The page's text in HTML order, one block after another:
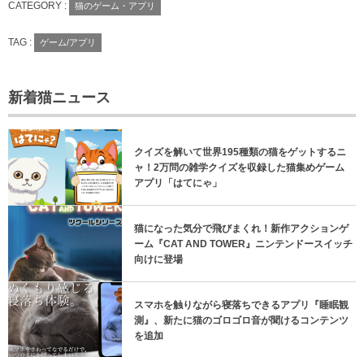
CATEGORY : 猫のゲーム・アプリ
TAG : ゲーム/アプリ
新着猫ニュース
クイズを解いて世界195種類の猫をゲットするニ
ャ！2万問の雑学クイズを収録した猫集めゲーム
アプリ「はてにゃ」
猫になった気分で飛びまくれ！新作アクションゲ
ーム『CAT AND TOWER』ニンテンドースイッチ
向けに登場
スマホを触りながら寝落ちできるアプリ『睡眠観
測』、新たに猫のゴロゴロ音が聞けるコンテンツ
を追加